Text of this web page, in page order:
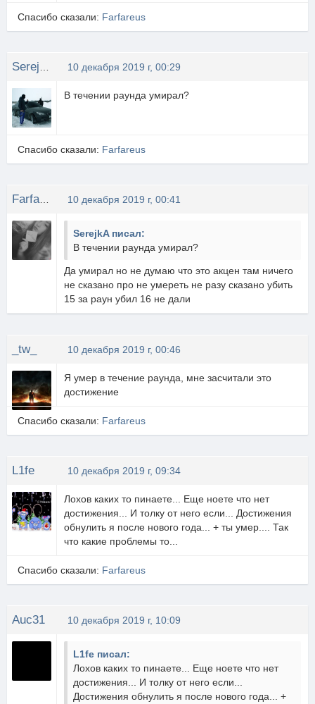
Спасибо сказали: Farfareus
10 декабря 2019 г, 00:29
В течении раунда умирал?
Спасибо сказали: Farfareus
10 декабря 2019 г, 00:41
SerejkA писал:
В течении раунда умирал?
Да умирал но не думаю что это акцен там ничего
не сказано про не умереть не разу сказано убить
15 за раун убил 16 не дали
_tw_ 10 декабря 2019 г, 00:46
Я умер в течение раунда, мне засчитали это
достижение
Спасибо сказали: Farfareus
L1fe 10 декабря 2019 г, 09:34
Лохов каких то пинаете... Еще ноете что нет
достижения... И толку от него если... Достижения
обнулить я после нового года... + ты умер.... Так
что какие проблемы то...
Спасибо сказали: Farfareus
Auc31 10 декабря 2019 г, 10:09
L1fe писал:
Лохов каких то пинаете... Еще ноете что нет
достижения... И толку от него если...
Достижения обнулить я после нового года... +